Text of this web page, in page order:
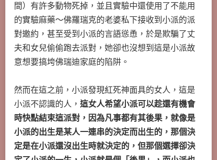
間）有許多動物死掉，並且實驗中還使用了不能用
的實驗麻藥～佛羅瑞克的老婆私下接收到小派的派
對邀約，甚至受到小派的言語慫恿，於是欺騙了丈
夫和女兒偷偷跑去派對，她卻也沒想到這是小派故
意想要搞垮佛瑞迪家庭的陷阱。
然而在這之前，小派發現紅死神面具的女人，這是
小派不認識的人， 這女人希望小派可以趁還有機會
時快點結束這派對，因為凡事都有其後果，就像是
小派的出生是某人一連串的決定而出生的，那個決
定是在小派還沒出生時就決定的，但那個選擇卻決